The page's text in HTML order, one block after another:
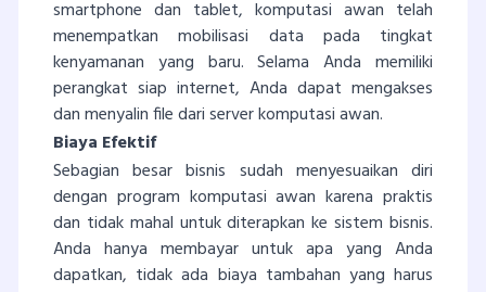
smartphone dan tablet, komputasi awan telah
menempatkan mobilisasi data pada tingkat
kenyamanan yang baru. Selama Anda memiliki
perangkat siap internet, Anda dapat mengakses
dan menyalin file dari server komputasi awan.
Biaya Efektif
Sebagian besar bisnis sudah menyesuaikan diri
dengan program komputasi awan karena praktis
dan tidak mahal untuk diterapkan ke sistem bisnis.
Anda hanya membayar untuk apa yang Anda
dapatkan, tidak ada biaya tambahan yang harus